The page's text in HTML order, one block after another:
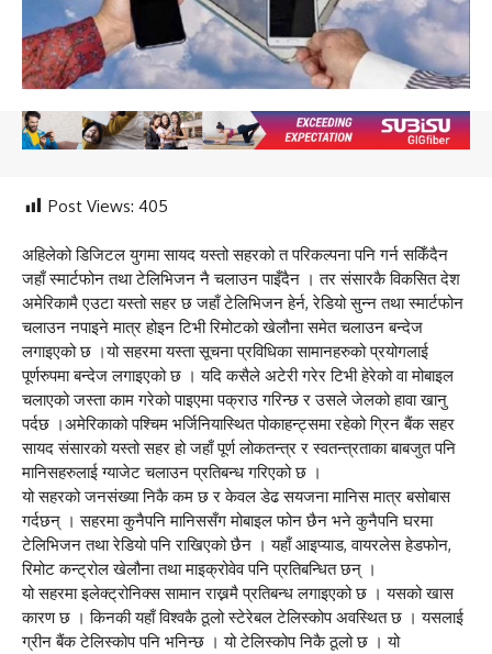
Post Views: 405
अहिलेको डिजिटल युगमा सायद यस्तो सहरको त परिकल्पना पनि गर्न सकिँदैन
जहाँ स्मार्टफोन तथा टेलिभिजन नै चलाउन पाइँदैन । तर संसारकै विकसित देश
अमेरिकामै एउटा यस्तो सहर छ जहाँ टेलिभिजन हेर्न, रेडियो सुन्न तथा स्मार्टफोन
चलाउन नपाइने मात्र होइन टिभी रिमोटको खेलौना समेत चलाउन बन्देज
लगाइएको छ ।यो सहरमा यस्ता सूचना प्रविधिका सामानहरुको प्रयोगलाई
पूर्णरुपमा बन्देज लगाइएको छ । यदि कसैले अटेरी गरेर टिभी हेरेको वा मोबाइल
चलाएको जस्ता काम गरेको पाइएमा पक्राउ गरिन्छ र उसले जेलको हावा खानु
पर्दछ ।अमेरिकाको पश्चिम भर्जिनियास्थित पोकाहन्ट्समा रहेको ग्रिन बैंक सहर
सायद संसारको यस्तो सहर हो जहाँ पूर्ण लोकतन्त्र र स्वतन्त्रताका बाबजुत पनि
मानिसहरुलाई ग्याजेट चलाउन प्रतिबन्ध गरिएको छ ।
यो सहरको जनसंख्या निकै कम छ र केवल डेढ सयजना मानिस मात्र बसोबास
गर्दछन् । सहरमा कुनैपनि मानिससँग मोबाइल फोन छैन भने कुनैपनि घरमा
टेलिभिजन तथा रेडियो पनि राखिएको छैन । यहाँ आइप्याड, वायरलेस हेडफोन,
रिमोट कन्ट्रोल खेलौना तथा माइक्रोवेव पनि प्रतिबन्धित छन् ।
यो सहरमा इलेक्ट्रोनिक्स सामान राख्नमै प्रतिबन्ध लगाइएको छ । यसको खास
कारण छ । किनकी यहाँ विश्वकै ठूलो स्टेरेबल टेलिस्कोप अवस्थित छ । यसलाई
ग्रीन बैंक टेलिस्कोप पनि भनिन्छ । यो टेलिस्कोप निकै ठूलो छ । यो